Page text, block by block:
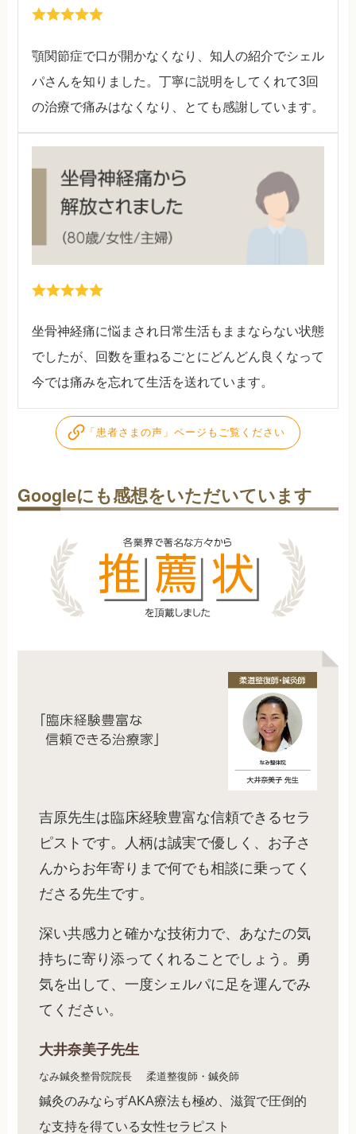
顎関節症で口が開かなくなり、知人の紹介でシェル
パさんを知りました。丁寧に説明をしてくれて3回
の治療で痛みはなくなり、とても感謝しています。
坐骨神経痛に悩まされ日常生活もままならない状態
でしたが、回数を重ねるごとにどんどん良くなって
今では痛みを忘れて生活を送れています。
「患者さまの声」ページもご覧ください
Googleにも感想をいただいています
吉原先生は臨床経験豊富な信頼できるセラ
ピストです。人柄は誠実で優しく、お子さ
んからお年寄りまで何でも相談に乗ってく
ださる先生です。
深い共感力と確かな技術力で、あなたの気
持ちに寄り添ってくれることでしょう。勇
気を出して、一度シェルパに足を運んでみ
てくださ い。
大井奈美子先生
なみ鍼灸整骨院院長 柔道整復師・鍼灸師
鍼灸のみならずAKA療法も極め、滋賀で圧倒的
な支持を得ている女性セラピスト